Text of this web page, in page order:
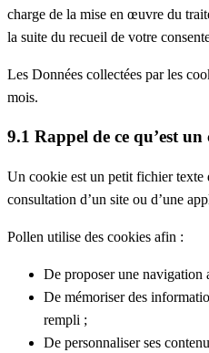
charge de la mise en œuvre du
la suite du recueil de votre
Les Données collectées par les
mois.
9.1 Rappel de ce qu’est un
Un cookie est un petit fichier texte
consultation d’un site ou d’une
Pollen utilise des cookies afin :
De proposer une navigation
De mémoriser des
rempli ;
De personnaliser ses